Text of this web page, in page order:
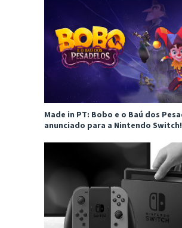
Made in PT: Bobo e o Baú dos
anunciado para a Nintendo Switch!